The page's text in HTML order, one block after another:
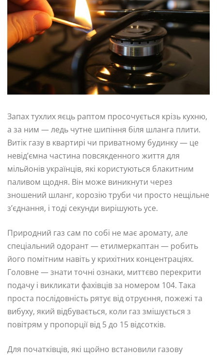
Запах тухлих яєць раптом просочується крізь кухню,
а за ним — ледь чутне шипіння біля шланга плити.
Витік газу в квартирі чи приватному будинку — це
невід’ємна частина повсякденного життя для
мільйонів українців, які користуються блакитним
паливом щодня. Він може виникнути через
зношений шланг, корозію труби чи просто нещільне
з’єднання, і тоді секунди вирішують усе.
Природний газ сам по собі не має аромату, але
спеціальний одорант — етилмеркаптан — робить
його помітним навіть у крихітних концентраціях.
Головне — знати точні ознаки, миттєво перекрити
подачу і викликати фахівців за номером 104. Така
проста послідовність рятує від отруєння, пожежі та
вибуху, який відбувається, коли газ змішується з
повітрям у пропорції від 5 до 15 відсотків.
Для початківців, які щойно встановили газову